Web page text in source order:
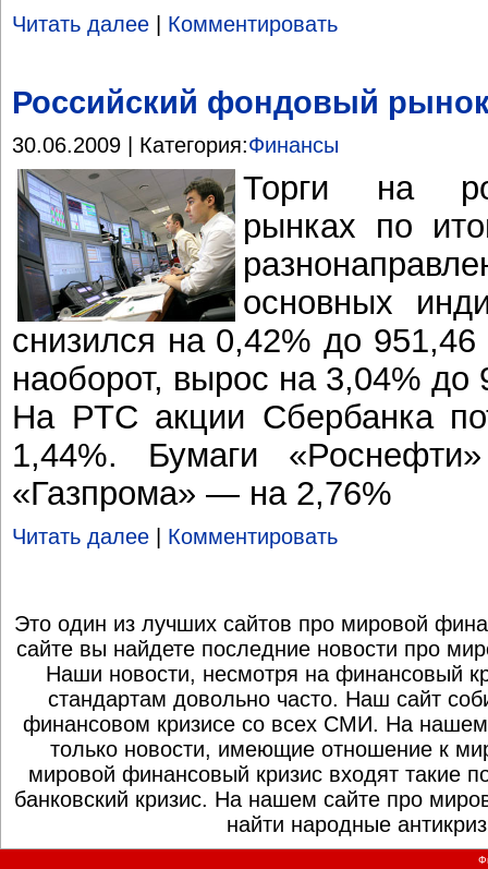
Читать далее | Комментировать
Российский фондовый
30.06.2009 | Категория:Финансы
Торги на
рынках по
основных
снизился на 0,42% до
наоборот, вырос на 3,04% до
На РТС акции Сбербанка
1,44%. Бумаги
«Газпрома» — на 2,76%
Читать далее Комментировать
Это один из лучших сайтов про мировой
сайте вы найдете последние новости про
Наши новости, несмотря на финансовый
стандартам довольно часто. Наш сайт
финансовом кризисе со всех СМИ. На нашем
только новости, имеющие отношение к
мировой финансовый кризис входят такие
банковский кризис. На нашем сайте про
найти народные